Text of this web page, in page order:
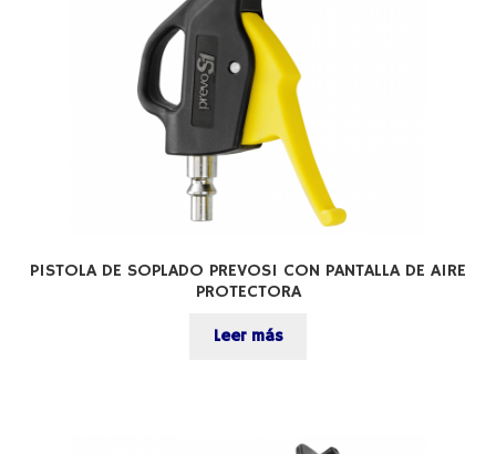
PISTOLA DE SOPLADO PREVOS1 CON PANTALLA DE AIRE
PROTECTORA
Leer más